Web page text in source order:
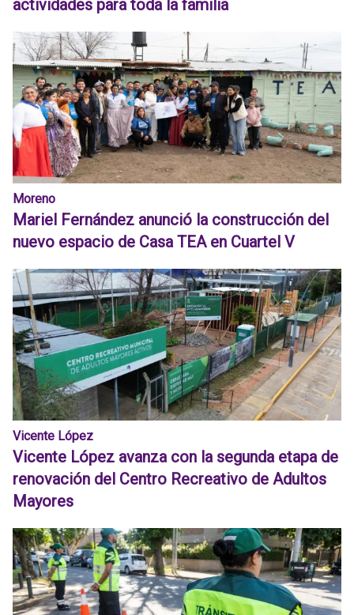
actividades para toda la familia
Moreno
Mariel Fernández anunció la construcción del
nuevo espacio de Casa TEA en Cuartel V
Vicente López
Vicente López avanza con la segunda etapa de
renovación del Centro Recreativo de Adultos
Mayores